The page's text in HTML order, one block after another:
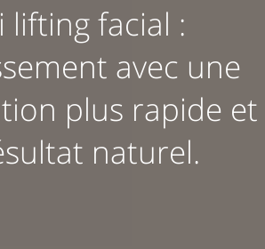
lifting facial :
avec une
plus rapide et
naturel.